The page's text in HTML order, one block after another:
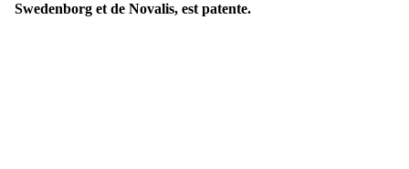
Swedenborg et de Novalis, est patente.